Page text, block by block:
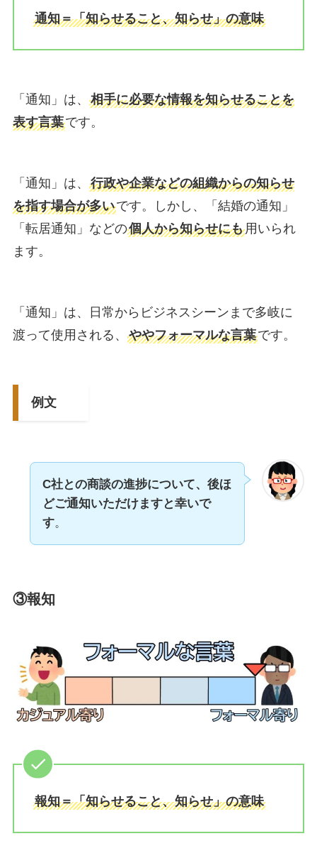
通知＝「知らせること、知らせ」の意味
「通知」は、 相手に必要な情報を知らせることを
表す言葉です。
「通知」は、 行政や企業などの組織からの知らせ
を指す場合が多いです。しかし、「結婚の通知」
「転居通知」などの個人から知らせにも用いられ
ます。
「通知」は、日常からビジネスシーンまで多岐に
渡って使用される、 ややフォーマルな言葉です。
例文
C社との商談の進捗について、後ほ
どご通知いただけますと幸いで
す。
③報知
報知＝「知らせること、知らせ」の意味